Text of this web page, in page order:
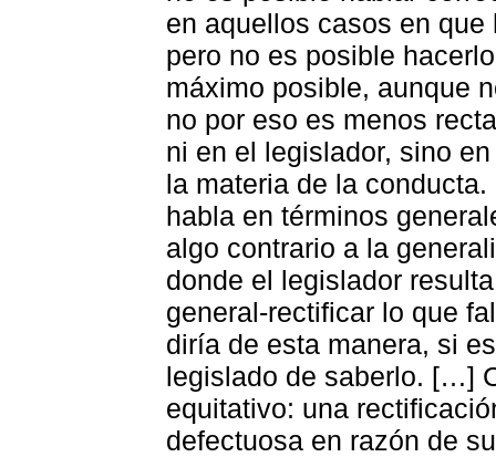
en aquellos casos en
pero no es posible
máximo posible, aunque
no por eso es menos
ni en el legislador, sino
la materia de la
habla en términos
algo contrario a la
donde el legislador
general-rectificar lo que
diría de esta manera, si
legislado de saberlo. […]
equitativo: una
defectuosa en razón de